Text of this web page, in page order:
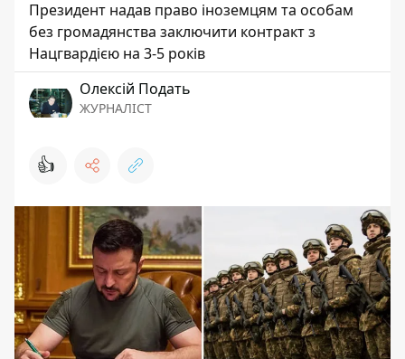
Президент надав право іноземцям та особам
без громадянства заключити контракт з
Нацгвардією на 3-5 років
Олексій Подать
ЖУРНАЛІСТ
👍